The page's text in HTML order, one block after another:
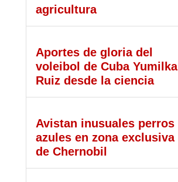
agricultura
Aportes de gloria del
voleibol de Cuba Yumilka
Ruiz desde la ciencia
Avistan inusuales perros
azules en zona exclusiva
de Chernobil